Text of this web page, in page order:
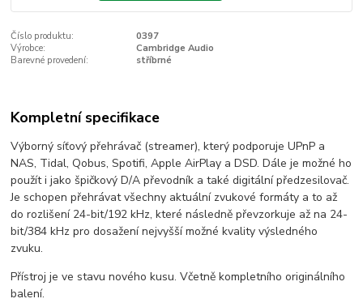
Číslo produktu:
0397
Výrobce:
Cambridge Audio
Barevné provedení:
stříbrné
Kompletní specifikace
Výborný síťový přehrávač (streamer), který podporuje UPnP a
NAS, Tidal, Qobus, Spotifi, Apple AirPlay a DSD. Dále je možné ho
použít i jako špičkový D/A převodník a také digitální předzesilovač.
Je schopen přehrávat všechny aktuální zvukové formáty a to až
do rozlišení 24-bit/192 kHz, které následně převzorkuje až na 24-
bit/384 kHz pro dosažení nejvyšší možné kvality výsledného
zvuku.
Přístroj je ve stavu nového kusu. Včetně kompletního originálního
balení.